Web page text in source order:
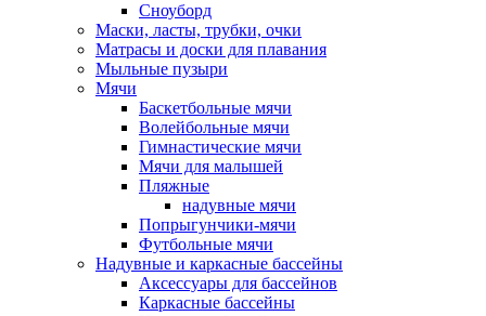
Сноуборд
Маски, ласты, трубки, очки
Матрасы и доски для плавания
Мыльные пузыри
Мячи
Баскетбольные мячи
Волейбольные мячи
Гимнастические мячи
Мячи для малышей
Пляжные
надувные мячи
Попрыгунчики-мячи
Футбольные мячи
Надувные и каркасные бассейны
Аксессуары для бассейнов
Каркасные бассейны